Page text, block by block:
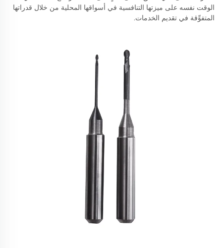
الوقت نفسه على ميزتها التنافسية في أسواقها المحلية من خلال قدراتها
المتفوِّقة في تقديم الخدمات.